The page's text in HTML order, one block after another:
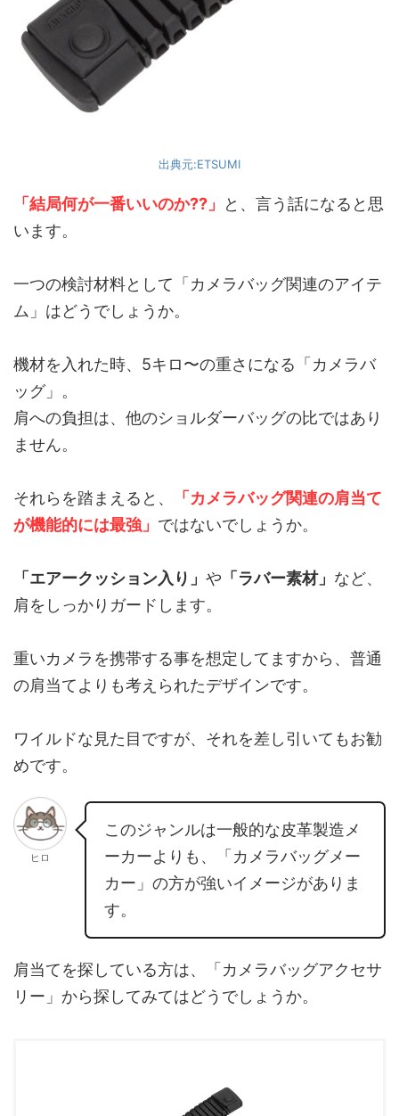
出典元:ETSUMI
「結局何が一番いいのか??」
と、言う話になると思
います。
一つの検討材料として「カメラバッグ関連のアイテ
ム」はどうでしょうか。
機材を入れた時、5キロ〜の重さになる「カメラバ
ッグ」。
肩への負担は、他のショルダーバッグの比ではあり
ません。
それらを踏まえると、
「カメラバッグ関連の肩当て
が機能的には最強」 ではないでしょうか。
「エアークッション入り」 や 「ラバー素材」 など、
肩をしっかりガードします。
重いカメラを携帯する事を想定してますから、普通
の肩当てよりも考えられたデザインです。
ワイルドな見た目ですが、それを差し引いてもお勧
めです。
ヒロ
このジャンルは一般的な皮革製造メ
ーカーよりも、「カメラバッグメー
カー」の方が強いイメージがありま
す。
肩当てを探している方は、「カメラバッグアクセサ
リー」から探してみてはどうでしょうか。